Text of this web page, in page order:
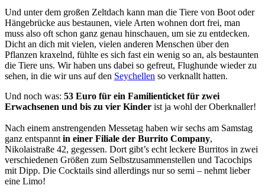
Und unter dem großen Zeltdach kann man die Tiere von Boot oder
Hängebrücke aus bestaunen, viele Arten wohnen dort frei, man
muss also oft schon ganz genau hinschauen, um sie zu entdecken.
Dicht an dich mit vielen, vielen anderen Menschen über den
Pflanzen kraxelnd, fühlte es sich fast ein wenig so an, als bestaunten
die Tiere uns. Wir haben uns dabei so gefreut, Flughunde wieder zu
sehen, in die wir uns auf den Seychellen so verknallt hatten.
Und noch was: 53 Euro für ein Familienticket für zwei
Erwachsenen und bis zu vier Kinder ist ja wohl der Oberknaller!
Nach einem anstrengenden Messetag haben wir sechs am Samstag
ganz entspannt in einer Filiale der Burrito Company,
Nikolaistraße 42, gegessen. Dort gibt’s echt leckere Burritos in zwei
verschiedenen Größen zum Selbstzusammenstellen und Tacochips
mit Dipp. Die Cocktails sind allerdings nur so semi – nehmt lieber
eine Limo!